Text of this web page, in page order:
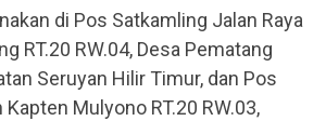
di Pos Satkamling Jalan Raya
RT.20 RW.04, Desa Pematang
Seruyan Hilir Timur, dan Pos
Mulyono RT.20 RW.03,